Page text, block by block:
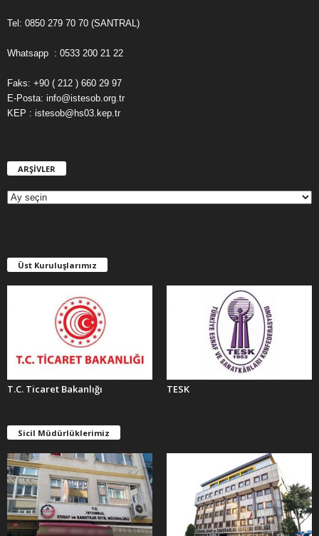
Tel: 0850 279 70 70 (SANTRAL)
Whatsapp : 0533 200 21 22
Faks: +90 ( 212 ) 660 29 97
E-Posta: info@istesob.org.tr
KEP : istesob@hs03.kep.tr
ARŞİVLER
E
R
Üst Kuruluşlarımız
T.C. Ticaret Bakanlığı TESK
Sicil Müdürlüklerimiz